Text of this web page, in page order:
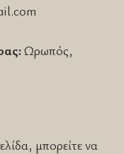
Ωρωπός,
μπορείτε να